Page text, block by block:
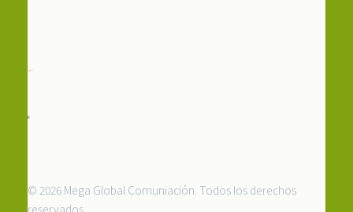
© 2026 Mega Global Comuniación. Todos los derechos